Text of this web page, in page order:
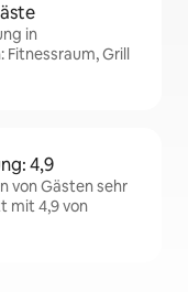
in
Fitnessraum, Grill
4,9
von Gästen sehr
mit 4,9 von